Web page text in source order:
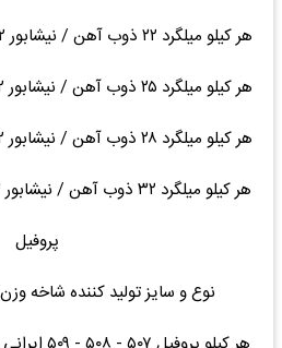
هر کیلو میلگرد ۲۲ ذوب آهن / نیشابور ۱۲ متری ۳۶ ۶۸,۵۰۰ (۰.۰۰%)۰
هر کیلو میلگرد ۲۵ ذوب آهن / نیشابور ۱۲ متری ۴۷ ۶۸,۵۰۰ (۰.۰۰%)۰
هر کیلو میلگرد ۲۸ ذوب آهن / نیشابور ۱۲ متری ۵۶ ۶۸,۵۰۰ (۰.۰۰%)۰
هر کیلو میلگرد ۳۲ ذوب آهن / نیشابور ۱۲ متری ۷۵ ۶۹,۰۰۰ (۰.۰۰%)۰
پروفیل
نوع و سایز تولید کننده شاخه